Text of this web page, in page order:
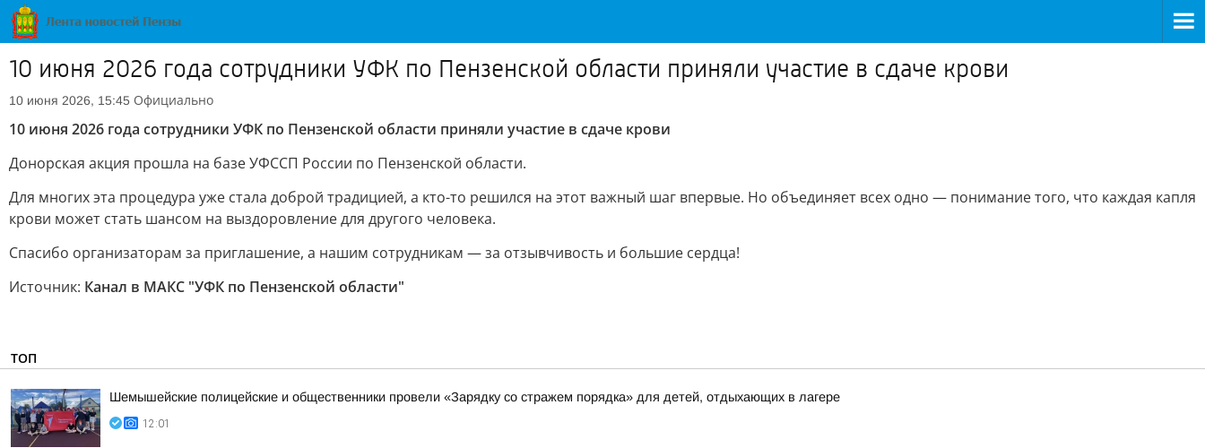
10 июня 2026 года сотрудники УФК по Пензенской области приняли участие в сдаче крови
10 июня 2026, 15:45 Официально
10 июня 2026 года сотрудники УФК по Пензенской области приняли участие в сдаче крови
Донорская акция прошла на базе УФССП России по Пензенской области.
Для многих эта процедура уже стала доброй традицией, а кто-то решился на этот важный шаг впервые. Но объединяет всех одно — понимание того, что каждая капля
крови может стать шансом на выздоровление для другого человека.
Спасибо организаторам за приглашение, а нашим сотрудникам — за отзывчивость и большие сердца!
Источник: Канал в МАКС "УФК по Пензенской области"
ТОП
Шемышейские полицейские и общественники провели «Зарядку со стражем порядка» для детей, отдыхающих в лагере
12:01